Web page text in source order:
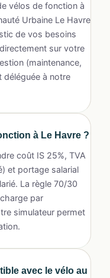
vélos de fonction à
Urbaine Le Havre
de vos besoins
sur votre
(maintenance,
déléguée à notre
à Le Havre ?
coût IS 25%, TVA
et portage salarial
La règle 70/30
par
simulateur permet
avec le vélo au